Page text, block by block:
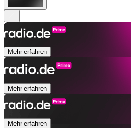
Mehr erfahren
Mehr erfahren
Mehr erfahren